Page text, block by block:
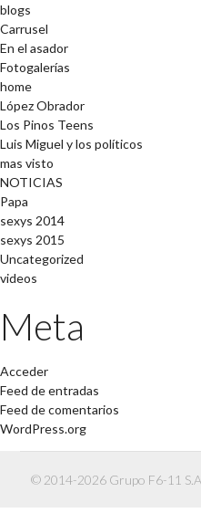
blogs
Carrusel
En el asador
Fotogalerías
home
López Obrador
Los Pinos Teens
Luis Miguel y los políticos
mas visto
NOTICIAS
Papa
sexys 2014
sexys 2015
Uncategorized
videos
Meta
Acceder
Feed de entradas
Feed de comentarios
WordPress.org
© 2014-2026 Grupo F6-11